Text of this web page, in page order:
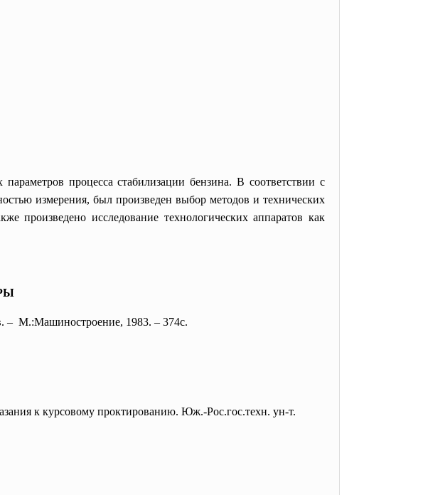
процесса стабилизации бензина. В соответствии с
измерения, был произведен выбор методов и технических
произведено исследование технологических аппаратов как
– М.:Машиностроение, 1983. – 374с.
к курсовому проктированию. Юж.-Рос.гос.техн. ун-т.